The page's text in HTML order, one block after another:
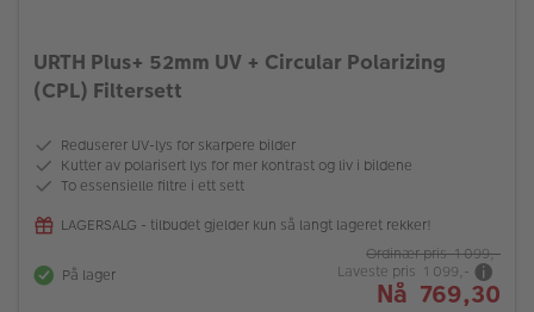
URTH Plus+ 52mm UV + Circular Polarizing
(CPL) Filtersett
Reduserer UV-lys for skarpere bilder
Kutter av polarisert lys for mer kontrast og liv i bildene
To essensielle filtre i ett sett
LAGERSALG - tilbudet gjelder kun så langt lageret rekker!
På lager
Ordinær pris 1 099,-
Laveste pris 1 099,-
Nå 769,30